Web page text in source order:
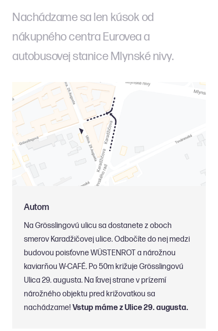
Nachádzame sa len kúsok od
nákupného centra Eurovea a
autobusovej stanice Mlynské nivy.
Autom
Na Grösslingovú ulicu sa dostanete z oboch
smerov Karadžičovej ulice. Odbočíte do nej medzi
budovou poisťovne WÜSTENROT a nárožnou
kaviarňou W-CAFÉ. Po 50m križuje Grösslingovú
Ulica 29. augusta. Na ľavej strane v prízemí
nárožného objektu pred križovatkou sa
nachádzame! Vstup máme z Ulice 29. augusta.